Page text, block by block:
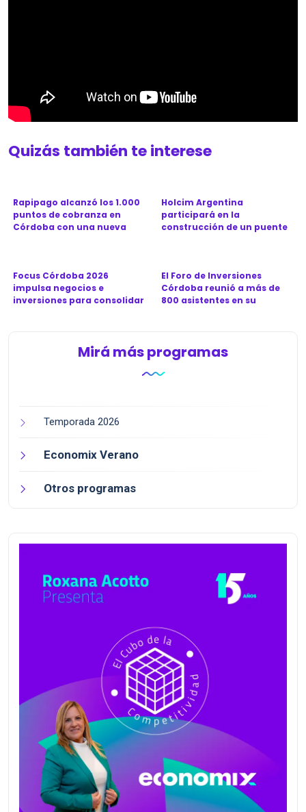
Quizás también te interese
Rapipago alcanzó los 1.000
puntos de cobranza en
Córdoba con una nueva
Holcim Argentina
participará en la
construcción de un puente
Focus Córdoba 2026
impulsa negocios e
inversiones para consolidar
El Foro de Inversiones
Córdoba reunió a más de
800 asistentes en su
Mirá más programas
Temporada 2026
Economix Verano
Otros programas